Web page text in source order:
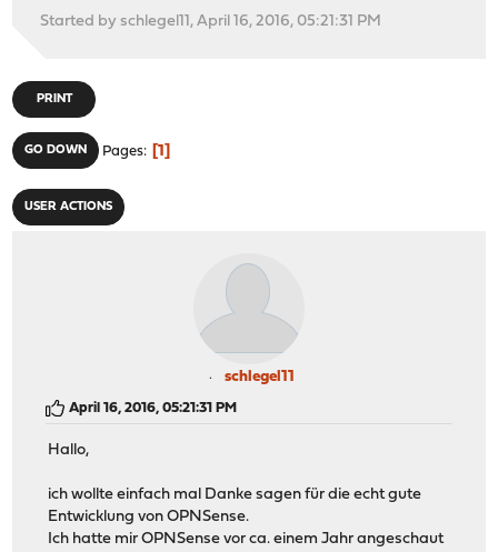
Started by schlegel11, April 16, 2016, 05:21:31 PM
PRINT
GO DOWN Pages 1
USER ACTIONS
schlegel11
April 16, 2016, 05:21:31 PM
Hallo,
ich wollte einfach mal Danke sagen für die echt gute
Entwicklung von OPNSense.
Ich hatte mir OPNSense vor ca. einem Jahr angeschaut